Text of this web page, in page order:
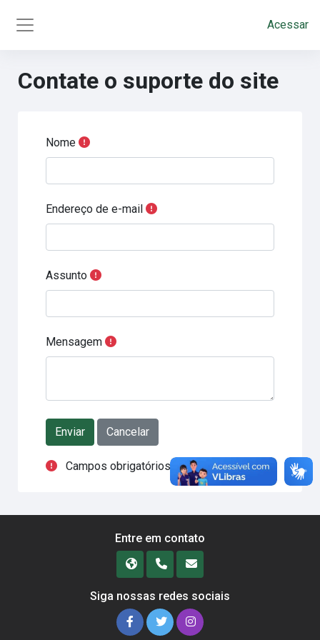
Acessar
Contate o suporte do site
Nome
Endereço de e-mail
Assunto
Mensagem
Ações do formulário
Campos obrigatórios
Entre em contato
Siga nossas redes sociais